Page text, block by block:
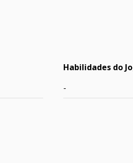
Habilidades do
-